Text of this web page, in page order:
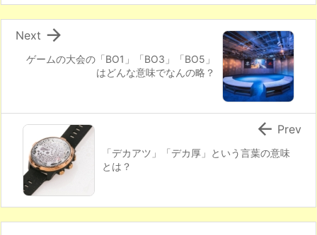
ゲームの大会の「BO1」「BO3」「BO5」
はどんな意味でなんの略？

Next
「デカアツ」「デカ厚」という言葉の意味
とは？
 Prev